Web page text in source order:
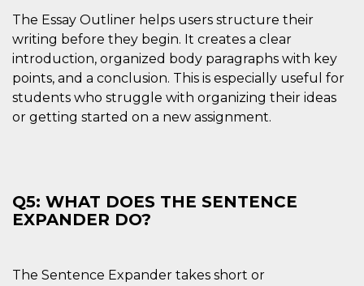
The Essay Outliner helps users structure their
writing before they begin. It creates a clear
introduction, organized body paragraphs with key
points, and a conclusion. This is especially useful for
students who struggle with organizing their ideas
or getting started on a new assignment.
Q5: WHAT DOES THE SENTENCE
EXPANDER DO?
The Sentence Expander takes short or